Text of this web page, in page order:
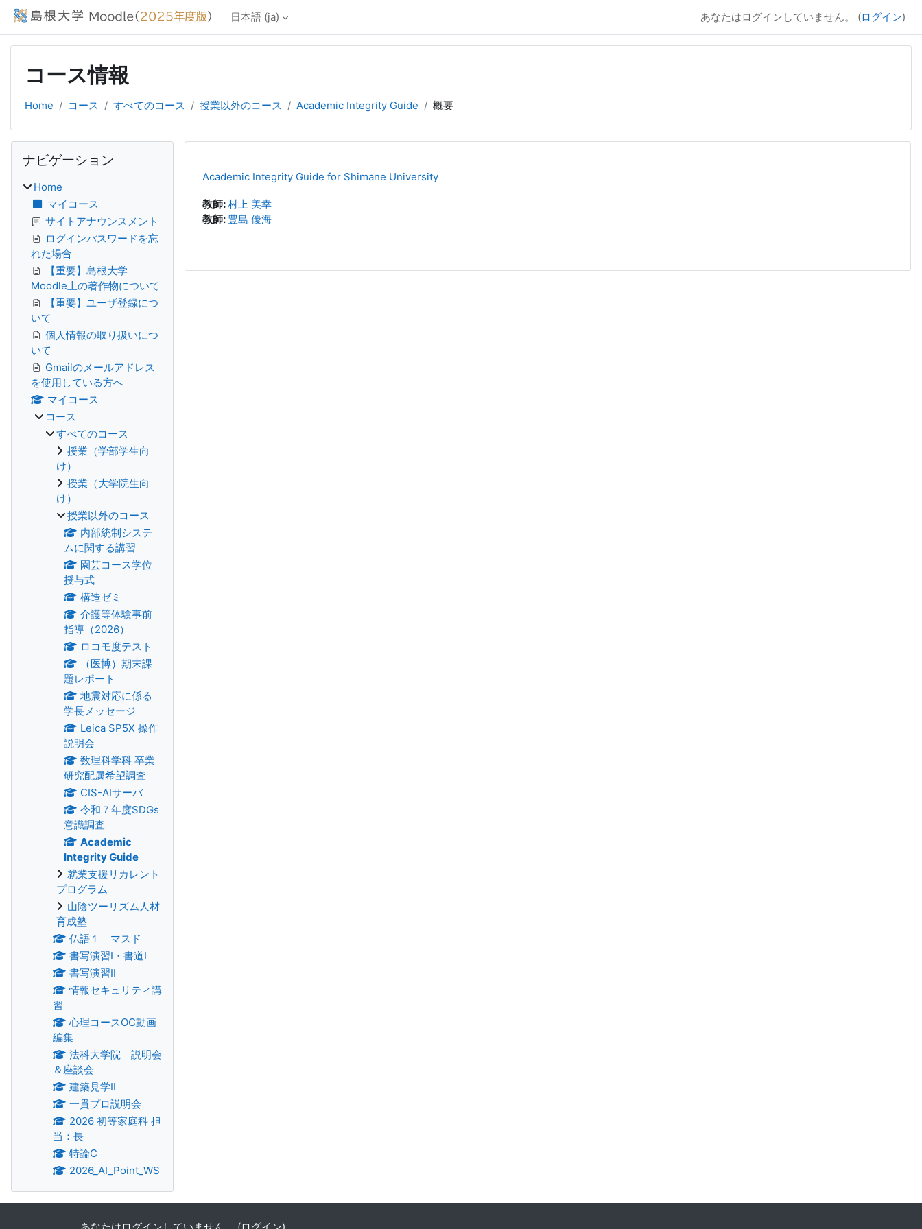
メインコンテンツへスキップする
日本語 ‎(ja)‎ あなたはログインしていません。 (ログイン)
コース情報
Home コース すべてのコース 授業以外のコース Academic Integrity Guide 概要
Academic Integrity Guide for Shimane University
教師:村上 美幸
教師: 豊島 優海
ブロック
ナビゲーション
Home
マイコース
サイトアナウンスメント
ログインパスワードを忘
れた場合
【重要】島根大学
Moodle上の著作物について
【重要】ユーザ登録につ
いて
個人情報の取り扱いにつ
いて
Gmailのメールアドレス
を使用している方へ
マイコース
コース
すべてのコース
授業（学部学生向
け）
授業（大学院生向
け）
授業以外のコース
内部統制システ
ムに関する講習
園芸コース学位
授与式
構造ゼミ
介護等体験事前
指導（2026）
ロコモ度テスト
（医博）期末課
題レポート
地震対応に係る
学長メッセージ
Leica SP5X 操作
説明会
数理科学科 卒業
研究配属希望調査
CIS-AIサーバ
令和７年度SDGs
意識調査
Academic
Integrity Guide
就業支援リカレント
プログラム
山陰ツーリズム人材
育成塾
仏語１ マスド
書写演習Ⅰ・書道Ⅰ
書写演習Ⅱ
情報セキュリティ講
習
心理コースOC動画
編集
法科大学院 説明会
＆座談会
建築見学Ⅱ
一貫プロ説明会
2026 初等家庭科 担
当：長
特論C
2026_AI_Point_WS